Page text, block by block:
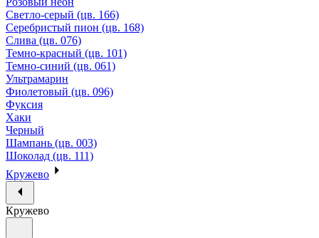
Светло-серый (цв. 166)
Серебристый пион (цв. 168)
Слива (цв. 076)
Темно-красный (цв. 101)
Темно-синий (цв. 061)
Ультрамарин
Фиолетовый (цв. 096)
Фуксия
Хаки
Черный
Шампань (цв. 003)
Шоколад (цв. 111)
Кружево
Кружево